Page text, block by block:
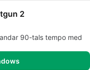
2
90-tals tempo med